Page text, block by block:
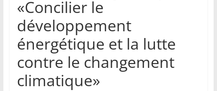
«Concilier le
développement
énergétique et la lutte
contre le changement
climatique»